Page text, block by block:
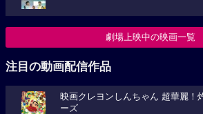
劇場上映中の映画一覧
注目の動画配信作品
映画クレヨンしんちゃん 超華麗！
ーズ